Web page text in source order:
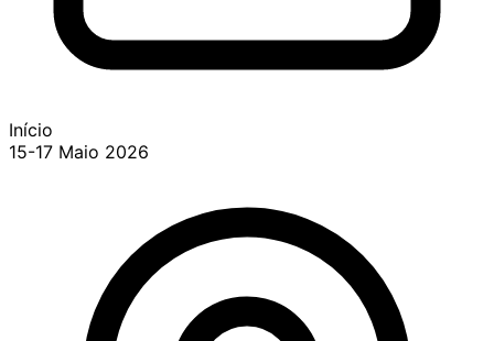
Início
15-17 Maio 2026